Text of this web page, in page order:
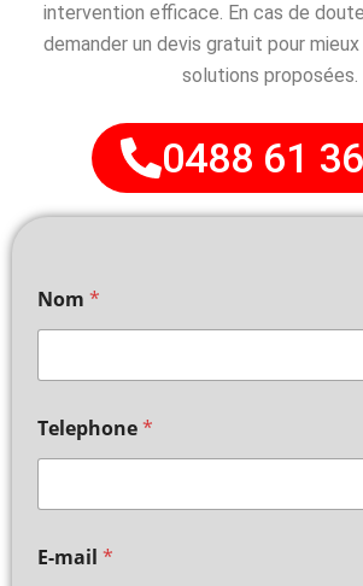
intervention efficace. En cas de
demander un devis gratuit pour
solutions proposées.
0488 61
Nom *
Telephone*
E-mail *